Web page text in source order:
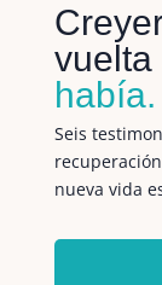
vuelta
había.
Seis
nueva vida